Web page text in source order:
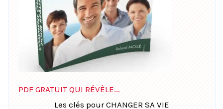
PDF GRATUIT QUI RÉVÈLE...
Les clés pour CHANGER SA VIE